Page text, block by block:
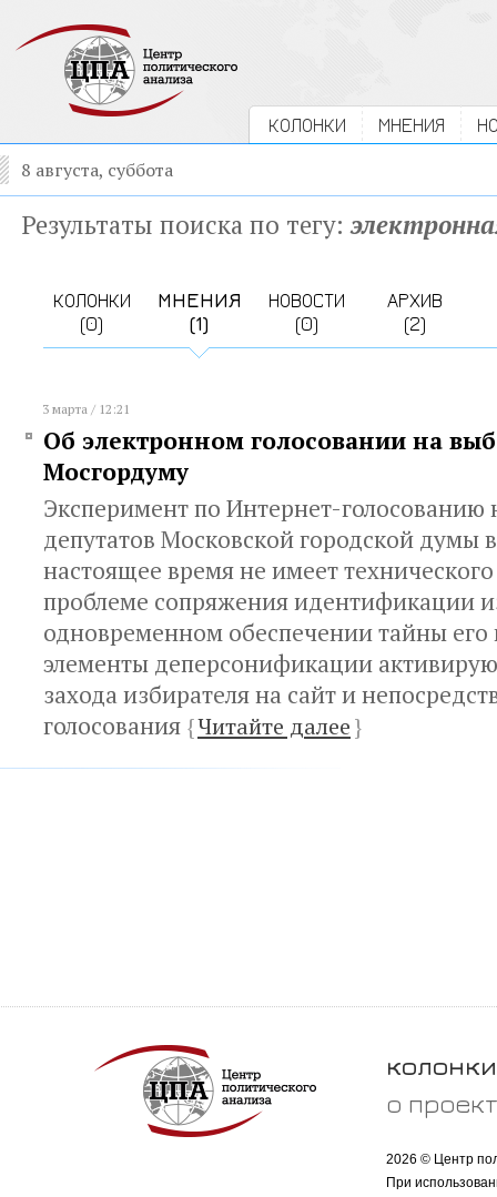
КОЛОНКИ МНЕНИЯ
8 августа, суббота
Результаты поиска по тегу:
КОЛОНКИ
(0)
МНЕНИЯ
(1)
НОВОСТИ
(0)
АРХИВ
(2)
3 марта / 12:21
Об электронном голосовании на
Мосгордуму
Эксперимент по Интернет-голосованию
депутатов Московской городской думы
настоящее время не имеет
проблеме сопряжения идентификации
одновременном обеспечении тайны его
элементы деперсонификации
захода избирателя на сайт и
голосования {Читайте далее}
колонки
о
2026 © Центр
При